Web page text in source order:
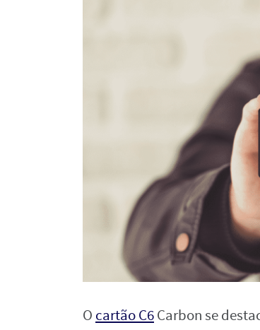
O cartão C6Carbon se